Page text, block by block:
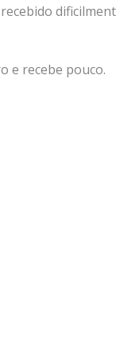
e recebe pouco.